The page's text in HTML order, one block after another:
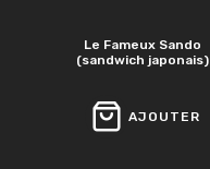
Le Fameux Sando
(sandwich japonais)
AJOUTER